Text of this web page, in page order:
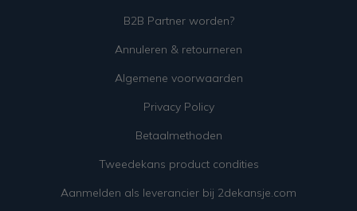
B2B Partner worden?
Annuleren & retourneren
Algemene voorwaarden
Privacy Policy
Betaalmethoden
Tweedekans product condities
Aanmelden als leverancier bij 2dekansje.com